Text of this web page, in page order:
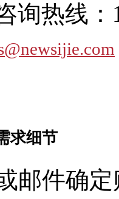
询热线：
求细节
邮件确